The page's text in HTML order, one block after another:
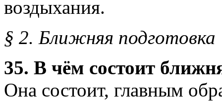
воздыхания.
§ 2. Ближняя подготовка
35. В чём состоит
Она состоит, главным